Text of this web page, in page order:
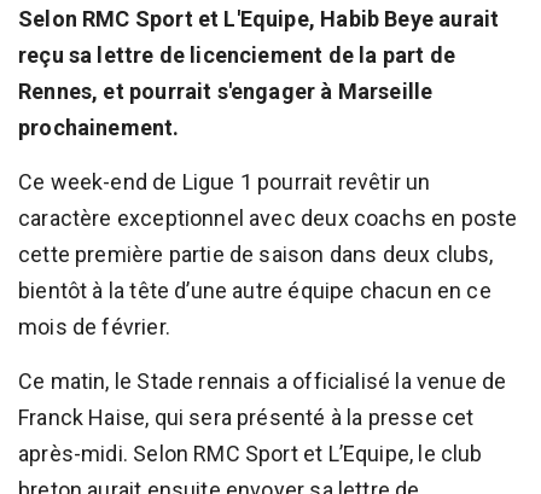
Selon RMC Sport et L'Equipe, Habib Beye aurait
reçu sa lettre de licenciement de la part de
Rennes, et pourrait s'engager à Marseille
prochainement.
Ce week-end de Ligue 1 pourrait revêtir un
caractère exceptionnel avec deux coachs en poste
cette première partie de saison dans deux clubs,
bientôt à la tête d’une autre équipe chacun en ce
mois de février.
Ce matin, le Stade rennais a officialisé la venue de
Franck Haise, qui sera présenté à la presse cet
après-midi. Selon RMC Sport et L’Equipe, le club